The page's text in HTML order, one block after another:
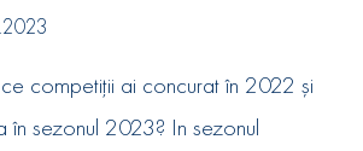
competiții ai concurat în 2022 și
în sezonul 2023? In sezonul